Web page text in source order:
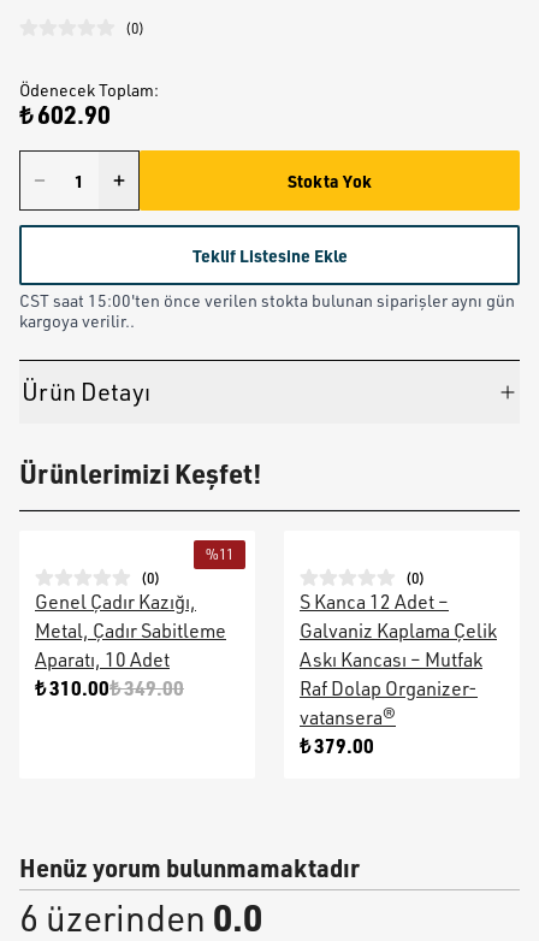
(0)
Ödenecek Toplam:
₺ 602.90
Stokta Yok
Teklif Listesine Ekle
CST saat 15:00'ten önce verilen stokta bulunan siparişler aynı gün
kargoya verilir..
Ürün Detayı
Ürünlerimizi Keşfet!
%11
(0)
Genel Çadır Kazığı,
Metal, Çadır Sabitleme
Aparatı, 10 Adet
₺ 310.00₺ 349.00
(0)
S Kanca 12 Adet –
Galvaniz Kaplama Çelik
Askı Kancası – Mutfak
Raf Dolap Organizer-
vatansera®
₺ 379.00
Henüz yorum bulunmamaktadır
6 üzerinden 0.0